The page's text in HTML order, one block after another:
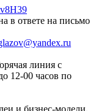
в ответе на письмо
линия с
12-00 часов по
и бизнес-модели,